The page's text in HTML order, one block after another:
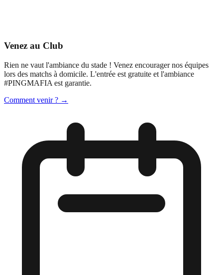
Venez au Club
Rien ne vaut l'ambiance du stade ! Venez encourager nos équipes
lors des matchs à domicile. L'entrée est gratuite et l'ambiance
#PINGMAFIA est garantie.
Comment venir ? →